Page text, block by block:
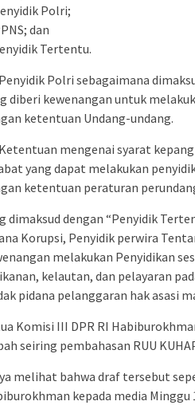
Polri;
dan
Tertentu.
Polri sebagaimana
diberi kewenangan untuk
ketentuan Undang-undang.
mengenai syarat
yang dapat melakukan
ketentuan peraturan
dimaksud dengan “Penyidik
Korupsi, Penyidik perwira
melakukan Penyidikan
kelautan, dan pelayaran
pidana pelanggaran hak asasi
Komisi III DPR RI
seiring pembahasan RUU
melihat bahwa draf tersebut
kepada media Minggu